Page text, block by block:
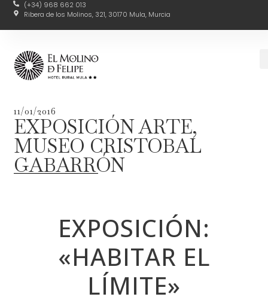
(+34) 968 662 013
Ribera de los Molinos, 321, 30170 Mula, Murcia
11/01/2016
EXPOSICIÓN ARTE,
MUSEO CRISTOBAL
GABARRÓN
EXPOSICIÓN:
«HABITAR EL
LÍMITE»